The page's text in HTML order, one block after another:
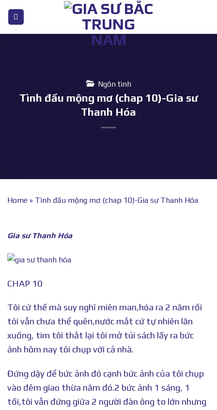
nội
Ngôn tình
Tình đầu mộng mơ (chap 10)-Gia sư
Thanh Hóa
Home » Tình đầu mộng mơ (chap 10)-Gia sư Thanh Hóa
Gia sư Thanh Hóa
CHAP 10
Tôi cứ thế mà suy nghĩ miên man,hóa ra 2 năm rồi
tôi vẫn chưa thể quên,nước mắt cứ tự nhiên lăn
xuống, tim tôi thắt lại tôi mở túi sách lấy ra bức
ảnh hôm nay tôi chụp với cả nhà.
Đứng dậy để bức ảnh đó cạnh bức ảnh của tôi chụp
vào đêm giao thừa năm đó.2 bức ảnh 1 sáng, 1
tối,tôi vẫn đứng giữa 2 người đàn ông to lớn nhưng